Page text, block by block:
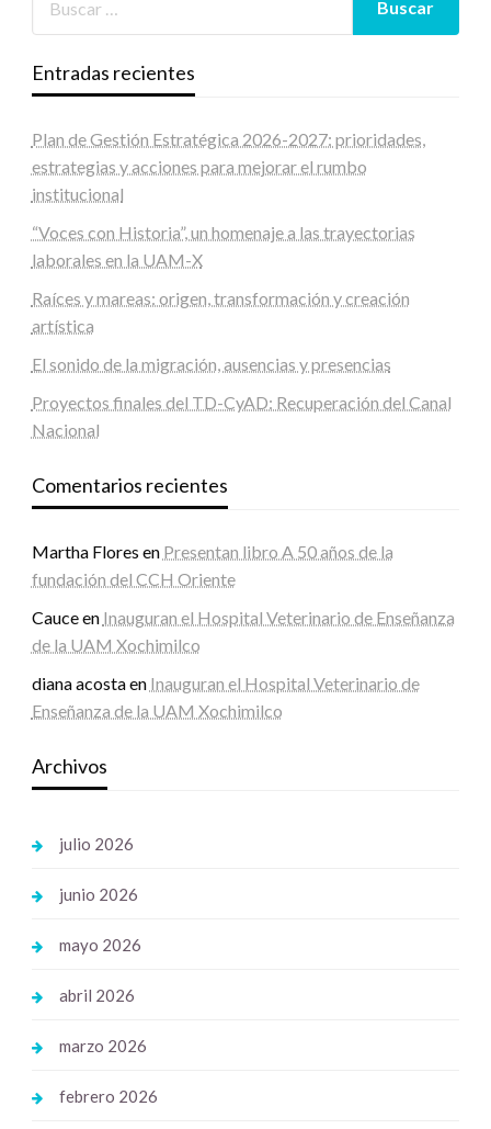
Entradas recientes
Plan de Gestión Estratégica 2026-2027: prioridades,
estrategias y acciones para mejorar el rumbo
institucional
“Voces con Historia”, un homenaje a las trayectorias
laborales en la UAM-X
Raíces y mareas: origen, transformación y creación
artística
El sonido de la migración, ausencias y presencias
Proyectos finales del TD-CyAD: Recuperación del Canal
Nacional
Comentarios recientes
Martha Flores en Presentan libro A 50 años de la
fundación del CCH Oriente
Cauceen Inauguran el Hospital Veterinario de Enseñanza
de la UAM Xochimilco
diana acostaen Inauguran el Hospital Veterinario de
Enseñanza de la UAM Xochimilco
Archivos
julio 2026
junio 2026
mayo 2026
abril 2026
marzo 2026
febrero 2026